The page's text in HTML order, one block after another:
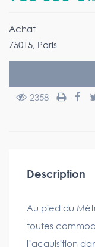
Achat
75015, Paris
2358
Description
Au pied du
toutes
l’acquisition